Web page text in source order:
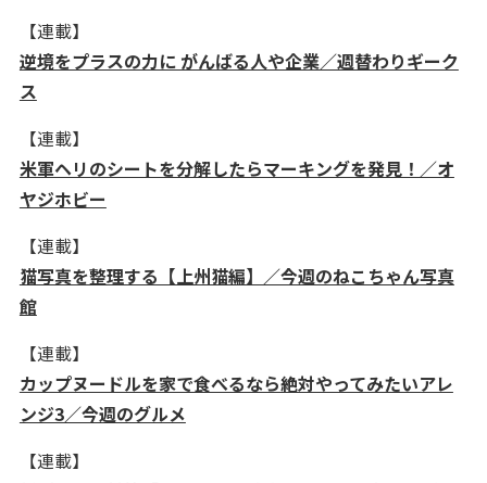
【連載】
逆境をプラスの力に がんばる人や企業／週替わりギーク
ス
【連載】
米軍ヘリのシートを分解したらマーキングを発見！／オ
ヤジホビー
【連載】
猫写真を整理する【上州猫編】／今週のねこちゃん写真
館
【連載】
カップヌードルを家で食べるなら絶対やってみたいアレ
ンジ3／今週のグルメ
【連載】